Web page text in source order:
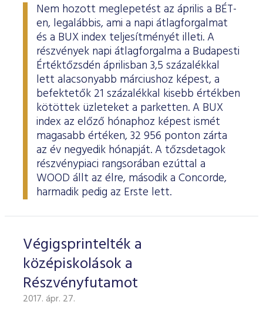
Nem hozott meglepetést az április a BÉT-
en, legalábbis, ami a napi átlagforgalmat
és a BUX index teljesítményét illeti. A
részvények napi átlagforgalma a Budapesti
Értéktőzsdén áprilisban 3,5 százalékkal
lett alacsonyabb márciushoz képest, a
befektetők 21 százalékkal kisebb értékben
kötöttek üzleteket a parketten. A BUX
index az előző hónaphoz képest ismét
magasabb értéken, 32 956 ponton zárta
az év negyedik hónapját. A tőzsdetagok
részvénypiaci rangsorában ezúttal a
WOOD állt az élre, második a Concorde,
harmadik pedig az Erste lett.
Végigsprintelték a
középiskolások a
Részvényfutamot
2017. ápr. 27.